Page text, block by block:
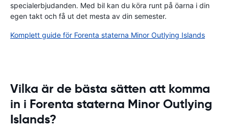
specialerbjudanden. Med bil kan du köra runt på öarna i din
egen takt och få ut det mesta av din semester.
Komplett guide för Forenta staterna Minor Outlying Islands
Vilka är de bästa sätten att komma
in i Forenta staterna Minor Outlying
Islands?